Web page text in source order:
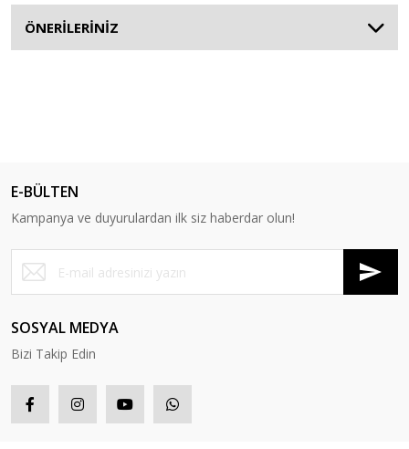
ÖNERİLERİNİZ
E-BÜLTEN
Kampanya ve duyurulardan ilk siz haberdar olun!
SOSYAL MEDYA
Bizi Takip Edin